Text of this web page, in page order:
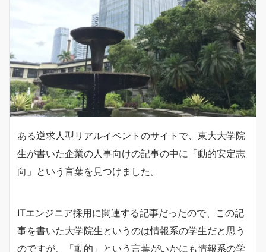
ある逆求人型リアルイベントのサイトで、東大大学院
生が書いた企業の人事向けの記事の中に「動的安定志
向」という言葉を見つけました。
ITエンジニア採用に関連する記事だったので、この記
事を書いた大学院生というのは情報系の学生だと思う
のですが、「動的」という言葉がいかにも情報系の学